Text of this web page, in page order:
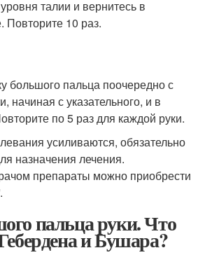
талии и вернитесь в
Повторите 10 раз.
большого пальца поочередно с
начиная с указательного, и в
по 5 раз для каждой руки.
усиливаются, обязательно
назначения лечения.
препараты можно приобрести
пальца руки. Что
и Бушара?